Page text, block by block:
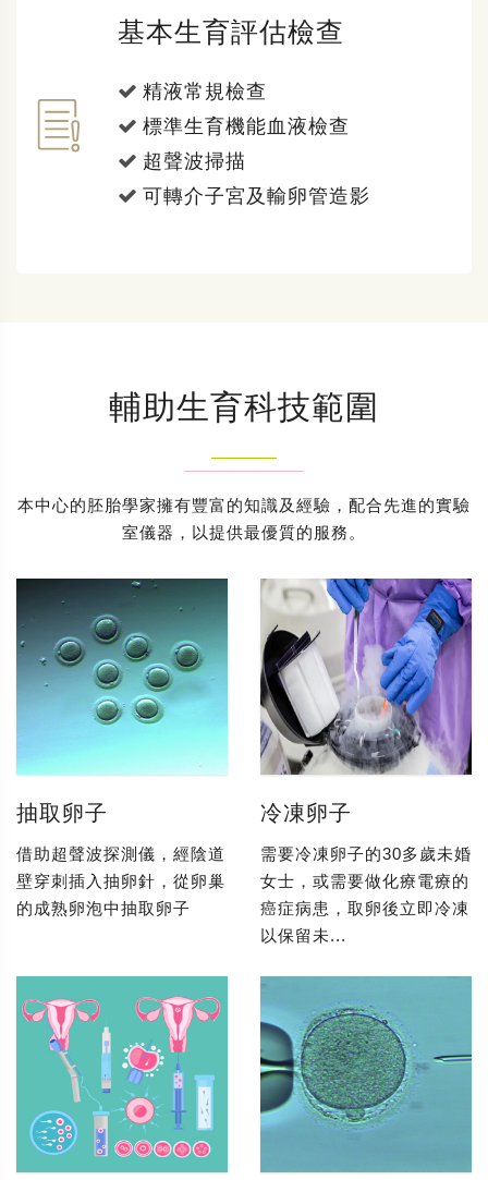
基本生育評估檢查
精液常規檢查
標準生育機能血液檢查
超聲波掃描
可轉介子宮及輸卵管造影
輔助生育科技範圍
本中心的胚胎學家擁有豐富的知識及經驗，配合先進的實驗
室儀器，以提供最優質的服務。
抽取卵子
借助超聲波探測儀，經陰道
壁穿刺插入抽卵針，從卵巢
的成熟卵泡中抽取卵子
冷凍卵子
需要冷凍卵子的30多歲未婚
女士，或需要做化療電療的
癌症病患，取卵後立即冷凍
以保留未...